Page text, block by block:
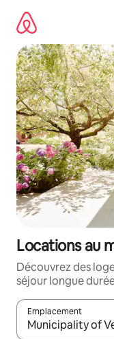
directement
contenu
Locations au
Découvrez des
séjour longue
Emplacement
Quand les